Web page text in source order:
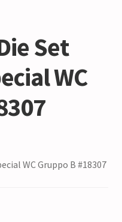
Set
WC
WC Gruppo B #18307